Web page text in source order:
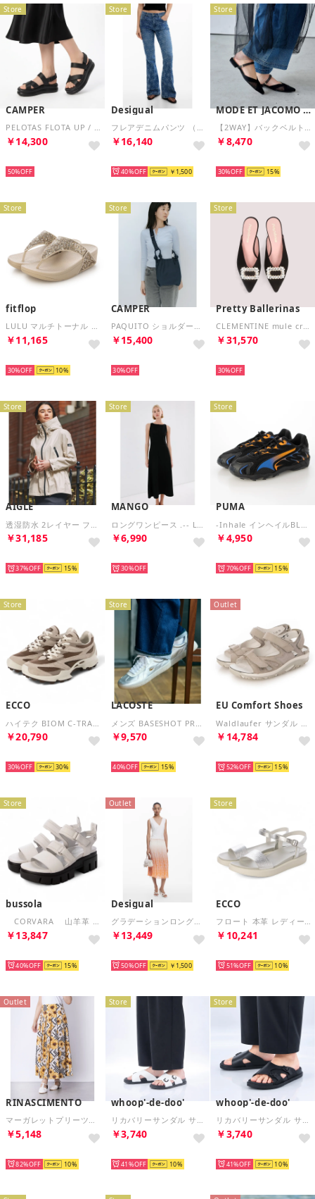
Store
CAMPER
PELOTAS FLOTA UP / サンダル （ブラック）
￥14,300
50%
Store
Desigual
フレアデニムパンツ （ブルー）
￥16,140
40% ￥1,500
Store
MODE ET JACOMO carino
【2WAY】バックベルトサンダルパンプス （ブラック）
￥8,470
30% 15
Store
fitflop
LULU マルチトーナル グリッター トゥポスト サンダル （Platino/Silver）
￥11,165
30% 10
Store
CAMPER
PAQUITO ショルダーバッグ （ネイビー）
￥15,400
30%
Store
Pretty Ballerinas
CLEMENTINE mule crystal buckle / クレモンティーヌ ミュール クリスタル バックル サンダル （NEGRO）
￥31,570
30%
Store
AIGLE
￥31,185
37% 15
Store
MANGO
￥6,990
30%
Store
PUMA
￥4,950
70% 15
Store
ECCO
￥20,790
30% 30
Store
LACOSTE
￥9,570
40% 15
Outlet
EU Comfort Shoes
￥14,784
52% 15
Store
bussola
CORVARA 山羊革 厚底軽量サンダル （ROYAL SOFT BIANCO）
￥13,847
40% 15
Outlet
Desigual
グラデーションロングドレス （オレンジ）
￥13,449
50% ￥1,500
Store
ECCO
フロート 本革 レディース フラット ストラップ サンダル EU36 （PURE SILVER METALLIC）
￥10,241
51% 10
Outlet
RINASCIMENTO
マーガレットプリーツロングスカート （Avorio Bianco）
￥5,148
82% 10
Store
whoop'-de-doo'
リカバリーサンダル サイズ調整バックル付き （WHB）
￥3,740
41% 10
Store
whoop'-de-doo'
リカバリーサンダル サイズ調整バックル付き （BLB）
￥3,740
41% 10